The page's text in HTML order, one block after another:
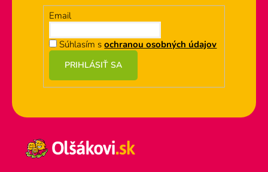
Email
Súhlasím sochranou osobných údajov
PRIHLÁSIŤ SA